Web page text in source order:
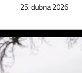
25. dubna 2026